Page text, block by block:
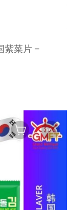
紫菜片 –